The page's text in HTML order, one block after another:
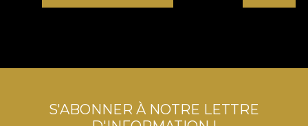
S'ABONNER À NOTRE LETTRE